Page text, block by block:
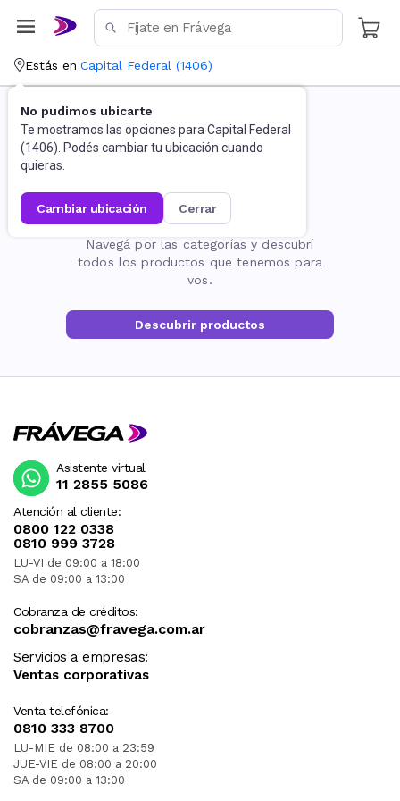
Estás en Capital Federal (1406)
No pudimos ubicarte
Te mostramos las opciones para Capital Federal
(1406). Podés cambiar tu ubicación cuando
quieras.
cambiar ubicación cerrar
La página no existe
Navegá por las categorías y descubrí
todos los productos que tenemos para
vos.
Descubrir productos
Atención al cliente:
0800 122 0338
0810 999 3728
LU-VI de 09:00 a 18:00
SA de 09:00 a 13:00
Cobranza de créditos:
cobranzas@fravega.com.ar
Servicios a empresas:
Ventas corporativas
Venta telefónica:
0810 333 8700
LU-MIE de 08:00 a 23:59
JUE-VIE de 08:00 a 20:00
SA de 09:00 a 13:00
Asistente virtual
11 2855 5086